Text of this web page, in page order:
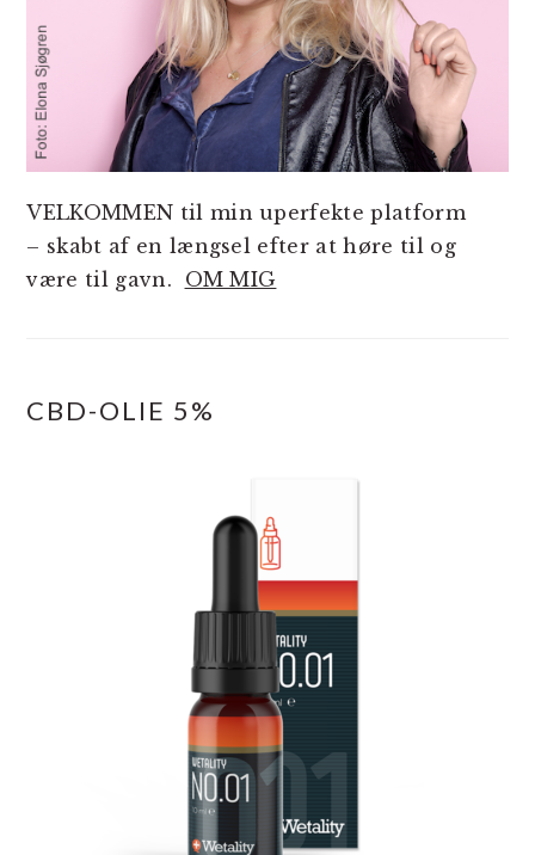
VELKOMMEN til min uperfekte platform
– skabt af en længsel efter at høre til og
være til gavn. OM MIG
CBD-OLIE 5%